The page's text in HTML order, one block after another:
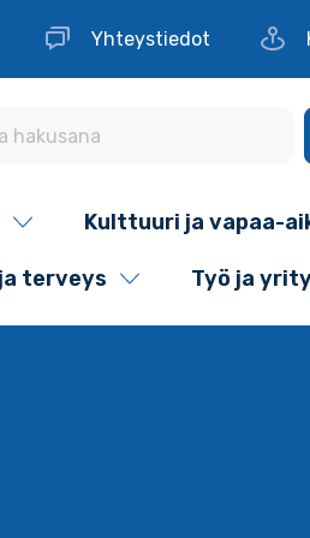
Yhteystiedot
Kulttuuri ja vapaa-
terveys Työ ja